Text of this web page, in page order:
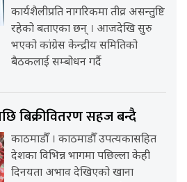
कार्यशैलीप्रति नागरिकमा तीव्र असन्तुष्टि
रहेको बताएका छन् । आजदेखि सुरु
भएको कांग्रेस केन्द्रीय समितिको
बैठकलाई सम्बोधन गर्दै
बिक्रीवितरण सहज बन्दै
काठमाडौँ । काठमाडौँ उपत्यकासहित
देशका विभिन्न भागमा पछिल्ला केही
दिनयता अभाव देखिएको खाना